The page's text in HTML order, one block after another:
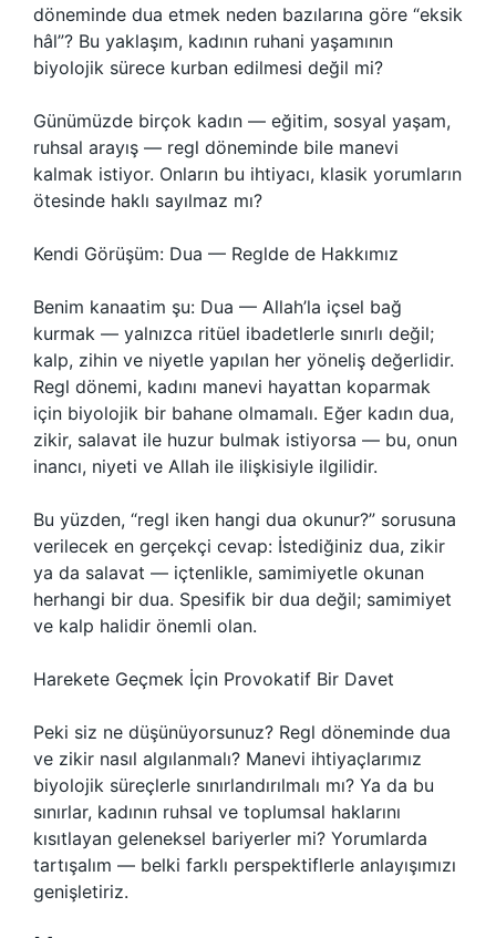
döneminde dua etmek neden bazılarına göre “eksik
hâl”? Bu yaklaşım, kadının ruhani yaşamının
biyolojik sürece kurban edilmesi değil mi?
Günümüzde birçok kadın — eğitim, sosyal yaşam,
ruhsal arayış — regl döneminde bile manevi
kalmak istiyor. Onların bu ihtiyacı, klasik yorumların
ötesinde haklı sayılmaz mı?
Kendi Görüşüm: Dua — Reglde de Hakkımız
Benim kanaatim şu: Dua — Allah’la içsel bağ
kurmak — yalnızca ritüel ibadetlerle sınırlı değil;
kalp, zihin ve niyetle yapılan her yöneliş değerlidir.
Regl dönemi, kadını manevi hayattan koparmak
için biyolojik bir bahane olmamalı. Eğer kadın dua,
zikir, salavat ile huzur bulmak istiyorsa — bu, onun
inancı, niyeti ve Allah ile ilişkisiyle ilgilidir.
Bu yüzden, “regl iken hangi dua okunur?” sorusuna
verilecek en gerçekçi cevap: İstediğiniz dua, zikir
ya da salavat — içtenlikle, samimiyetle okunan
herhangi bir dua. Spesifik bir dua değil; samimiyet
ve kalp halidir önemli olan.
Harekete Geçmek İçin Provokatif Bir Davet
Peki siz ne düşünüyorsunuz? Regl döneminde dua
ve zikir nasıl algılanmalı? Manevi ihtiyaçlarımız
biyolojik süreçlerle sınırlandırılmalı mı? Ya da bu
sınırlar, kadının ruhsal ve toplumsal haklarını
kısıtlayan geleneksel bariyerler mi? Yorumlarda
tartışalım — belki farklı perspektiflerle anlayışımızı
genişletiriz.